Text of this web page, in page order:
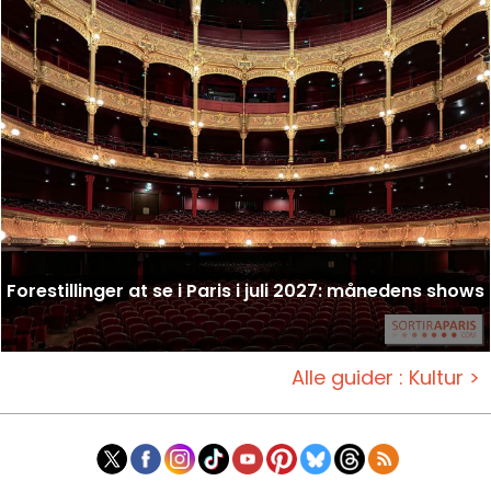
Forestillinger at se i Paris i juli 2027: månedens shows
Alle guider : Kultur >